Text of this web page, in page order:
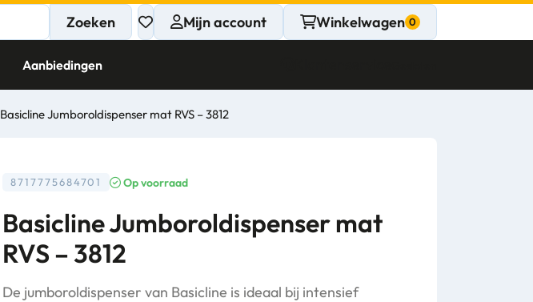
Mijn account Winkelwagen
Zoeken
advies
Aanbiedingen
Basicline Jumboroldispenser mat RVS – 3812
8717775684701 Op voorraad
Basicline Jumboroldispenser mat
RVS – 3812
De jumboroldispenser van Basicline is ideaal bij intensief